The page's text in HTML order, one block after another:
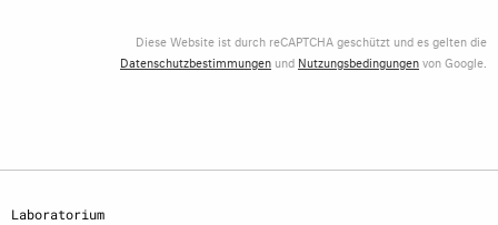
Diese Website ist durch reCAPTCHA geschützt und es gelten die
Datenschutzbestimmungen und Nutzungsbedingungenvon Google.
Laboratorium